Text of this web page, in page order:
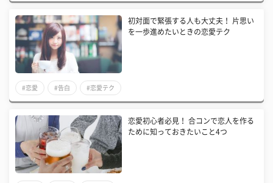
初対面で緊張する人も大丈夫！ 片思い
を一歩進めたいときの恋愛テク
#恋愛 #告白 #恋愛テク
恋愛初心者必見！ 合コンで恋人を作る
ために知っておきたいこと4つ